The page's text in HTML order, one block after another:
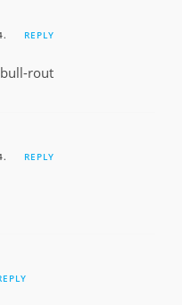
REPLY
rout
REPLY